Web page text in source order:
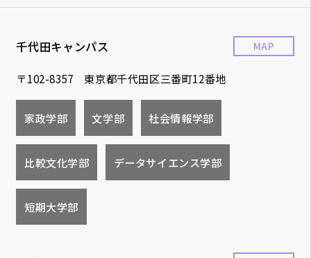
千代田キャンパス
〒102-8357 東京都千代田区三番町12番地
MAP
家政学部 文学部 社会情報学部
比較文化学部 データサイエンス学部
短期大学部